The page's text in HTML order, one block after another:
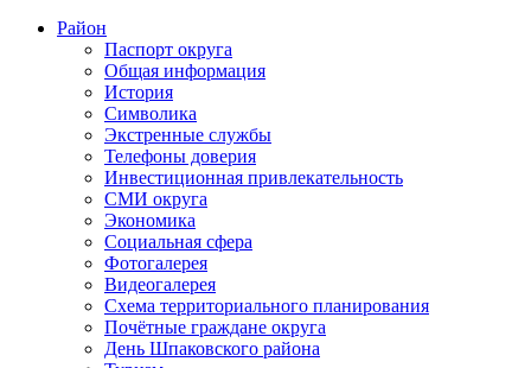
Район
Паспорт округа
Общая информация
История
Символика
Экстренные службы
Телефоны доверия
Инвестиционная привлекательность
СМИ округа
Экономика
Социальная сфера
Фотогалерея
Видеогалерея
Схема территориального планирования
Почётные граждане округа
День Шпаковского района